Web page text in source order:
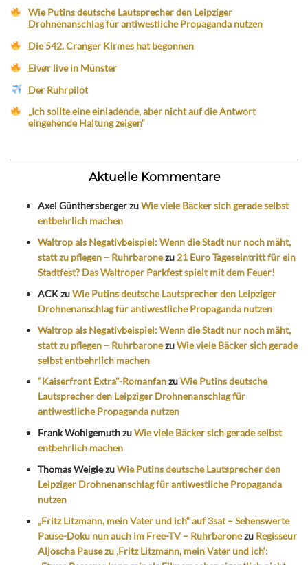
Wie Putins deutsche Lautsprecher den Leipziger
Drohnenanschlag für antiwestliche Propaganda nutzen
Die 542. Cranger Kirmes hat begonnen
Eivør live in Münster
Der Ruhrpilot
„Ich sollte eine einladende, aber nicht auf die Antwort
eingehende Haltung zeigen“
Aktuelle Kommentare
Axel GünthersbergerzuWie viele Bäcker sich gerade selbst
entbehrlich machen
Waltrop als Negativbeispiel: Wenn die Stadt nur noch mäht,
statt zu pflegen – Ruhrbaronezu 21 Euro Tageseintritt für ein
Stadtfest? Das Waltroper Parkfest spielt mit dem Feuer!
ACKzuWie Putins deutsche Lautsprecher den Leipziger
Drohnenanschlag für antiwestliche Propaganda nutzen
Waltrop als Negativbeispiel: Wenn die Stadt nur noch mäht,
statt zu pflegen – RuhrbaronezuWie viele Bäcker sich gerade
selbst entbehrlich machen
"Kaiserfront Extra"-RomanfanzuWie Putins deutsche
Lautsprecher den Leipziger Drohnenanschlag für
antiwestliche Propaganda nutzen
Frank WohlgemuthzuWie viele Bäcker sich gerade selbst
entbehrlich machen
Thomas WeiglezuWie Putins deutsche Lautsprecher den
Leipziger Drohnenanschlag für antiwestliche Propaganda
nutzen
„Fritz Litzmann, mein Vater und ich“ auf 3sat – Sehenswerte
Pause-Doku nun auch im Free-TV – Ruhrbaronezu Regisseur
Aljoscha Pause zu ‚Fritz Litzmann, mein Vater und ich‘: